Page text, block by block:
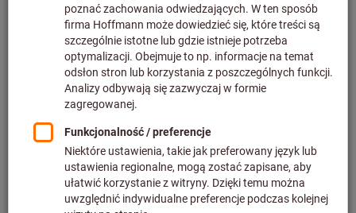
plus podatek VAT w obowiązującej wysokości
Indywidualne ceny dla klientów biznesowych po
zalogowaniu.